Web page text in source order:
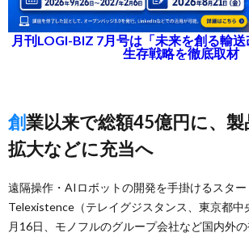
月刊LOGI-BIZ 7月号は「未来を創る輸
生存戦略を徹底取材
創業以来で総額45億円に、製品開発チーム
拡大などに充当へ
遠隔操作・AIロボットの開発を手掛けるスタ
Telexistence（テレイグジスタンス、東京都中
月16日、モノフルのグループ会社など国内外